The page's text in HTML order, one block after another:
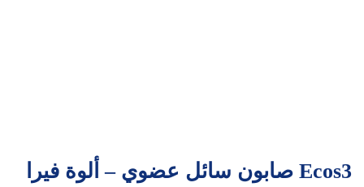
Ecos3 صابون سائل عضوي – ألوة فيرا